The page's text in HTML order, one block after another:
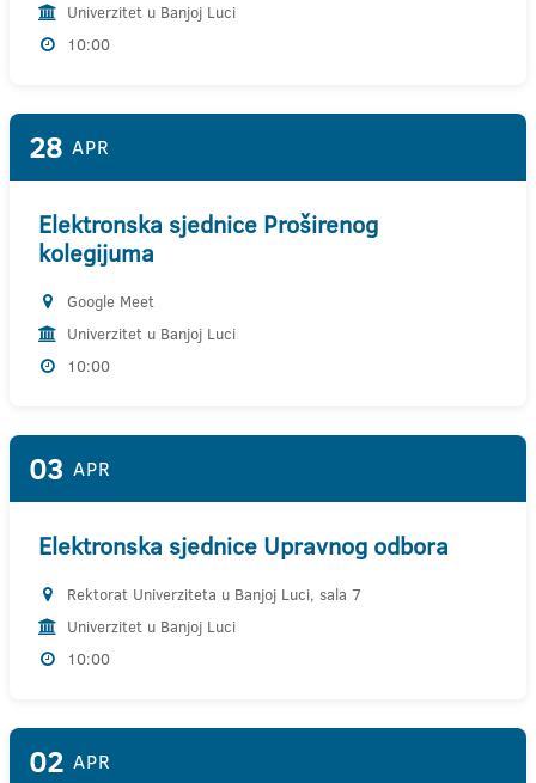
Univerzitet u Banjoj Luci
10:00
28 APR
Elektronska sjednice Proširenog
kolegijuma
Google Meet
Univerzitet u Banjoj Luci
10:00
03 APR
Elektronska sjednice Upravnog odbora
Rektorat Univerziteta u Banjoj Luci, sala 7
Univerzitet u Banjoj Luci
10:00
02 APR